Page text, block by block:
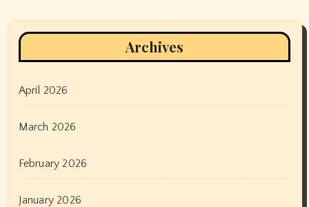
Archives
April 2026
March 2026
February 2026
January 2026